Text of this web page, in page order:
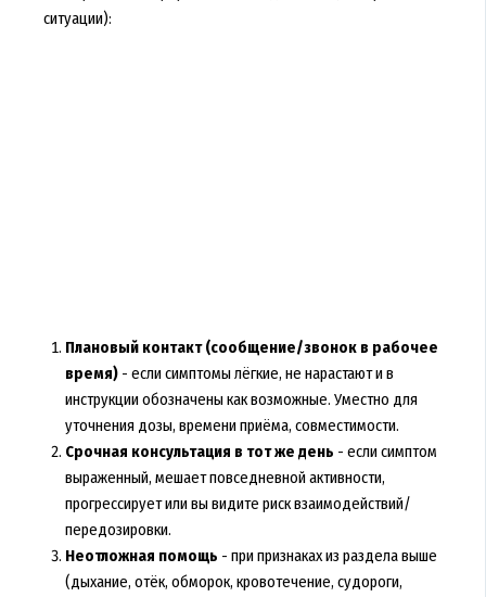
ситуации):
Плановый контакт (сообщение/звонок в рабочее
время)- если симптомы лёгкие, не нарастают и в
инструкции обозначены как возможные. Уместно для
уточнения дозы, времени приёма, совместимости.
Срочная консультация в тот же день - если симптом
выраженный, мешает повседневной активности,
прогрессирует или вы видите риск взаимодействий/
передозировки.
Неотложная помощь - при признаках из раздела выше
(дыхание, отёк, обморок, кровотечение, судороги,